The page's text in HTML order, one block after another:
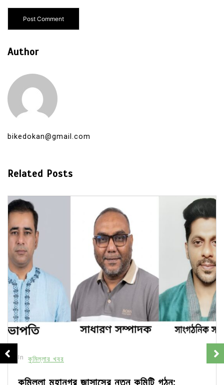
Author
bikedokan@gmail.com
Related Posts
In কুমিল্লার খবর